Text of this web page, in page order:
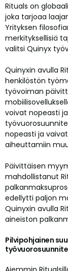
Rituals on
joka tarjoaa
Yrityksen
merkityksellisiä
valitsi Quinyx
Quinyxin avulla
henkilöstön
työvoiman
voivat nopeasti
nopeasti ja
aiheuttamiin
Päivittäisen
mahdollistanut
edellytti paljon
Quinyxin avulla
aineiston
Pilvipohjainen